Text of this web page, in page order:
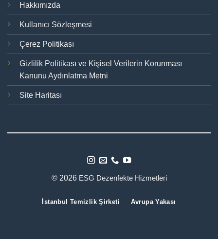
Hakkımızda
Kullanıcı Sözleşmesi
Çerez Politikası
Gizlilik Politikası ve Kişisel Verilerin Korunması
Kanunu Aydınlatma Metni
Site Haritası
© 2026 ESG Dezenfekte Hizmetleri
İstanbul Temizlik Şirketi Avrupa Yakası